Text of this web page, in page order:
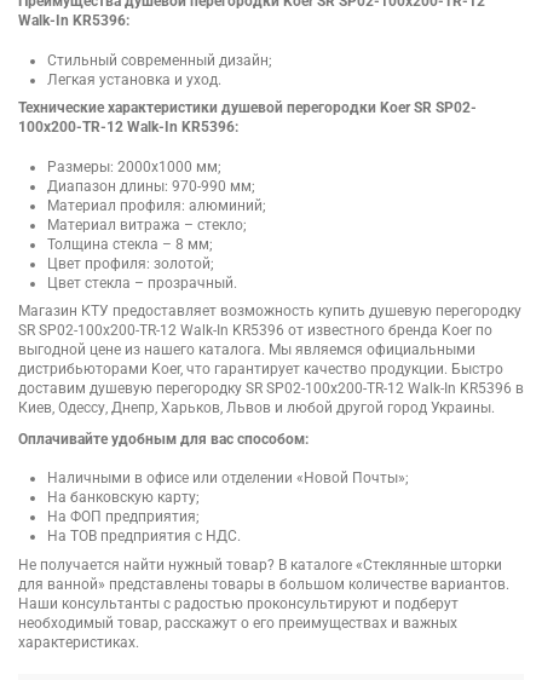
Walk-In KR5396:
Стильный современный дизайн;
Легкая установка и уход.
Технические характеристики душевой перегородки Koer SR SP02-
100x200-TR-12 Walk-In KR5396:
Размеры: 2000х1000 мм;
Диапазон длины: 970-990 мм;
Материал профиля: алюминий;
Материал витража – стекло;
Толщина стекла – 8 мм;
Цвет профиля: золотой;
Цвет стекла – прозрачный.
Магазин КТУ предоставляет возможность купить душевую перегородку
SR SP02-100x200-TR-12 Walk-In KR5396 от известного бренда Koer по
выгодной цене из нашего каталога. Мы являемся официальными
дистрибьюторами Koer, что гарантирует качество продукции. Быстро
доставим душевую перегородку SR SP02-100x200-TR-12 Walk-In KR5396 в
Киев, Одессу, Днепр, Харьков, Львов и любой другой город Украины.
Оплачивайте удобным для вас способом:
Наличными в офисе или отделении «Новой Почты»;
На банковскую карту;
На ФОП предприятия;
На ТОВ предприятия с НДС.
Не получается найти нужный товар? В каталоге «Стеклянные шторки
для ванной» представлены товары в большом количестве вариантов.
Наши консультанты с радостью проконсультируют и подберут
необходимый товар, расскажут о его преимуществах и важных
характеристиках.